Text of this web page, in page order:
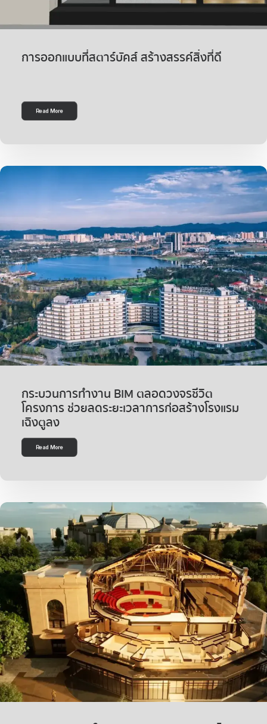
การออกแบบที่สตาร์บัคส์ สร้างสรรค์สิ่งที่ดี
Read More
กระบวนการทำงาน BIM ตลอดวงจรชีวิต
โครงการ ช่วยลดระยะเวลาการก่อสร้างโรงแรม
เฉิงตูลง
Read More